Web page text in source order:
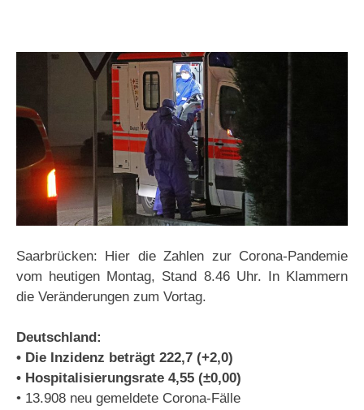
Saarbrücken: Hier die Zahlen zur Corona-Pandemie
vom heutigen Montag, Stand 8.46 Uhr. In Klammern
die Veränderungen zum Vortag.
Deutschland:
• Die Inzidenz beträgt 222,7 (+2,0)
• Hospitalisierungsrate 4,55 (±0,00)
• 13.908 neu gemeldete Corona-Fälle